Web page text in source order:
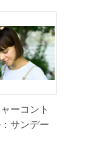
ーコント
サンデー